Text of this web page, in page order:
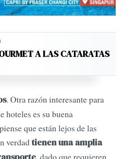
A LAS CATARATAS
. Otra razón interesante para
hoteles es su buena
que están lejos de las
verdadtienen una amplia